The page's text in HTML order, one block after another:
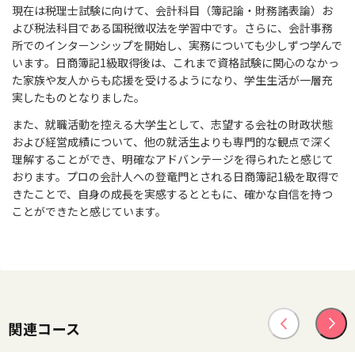
現在は税理士試験に向けて、会計科目（簿記論・財務諸表論）お
よび税法科目である国税徴収法を学習中です。さらに、会計事務
所でのインターンシップを開始し、実務についても少しずつ学んで
います。日商簿記1級取得後は、これまで資格試験に関心のなかっ
た家族や友人からも応援を受けるようになり、学生生活が一層充
実したものとなりました。
また、就職活動を控える大学生として、志望する会社の財政状態
および経営成績について、他の就活生よりも専門的な観点で深く
理解することができ、明確なアドバンテージを得られたと感じて
おります。プロの会計人への登竜門とされる日商簿記1級を取得で
きたことで、自身の成長を実感するとともに、確かな自信を持つ
ことができたと感じています。
関連コース